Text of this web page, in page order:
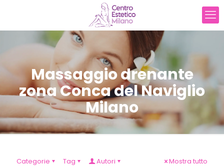
Massaggio drenante
zona Conca del Naviglio
Milano
Categorie Tag Autori Mostra tutto